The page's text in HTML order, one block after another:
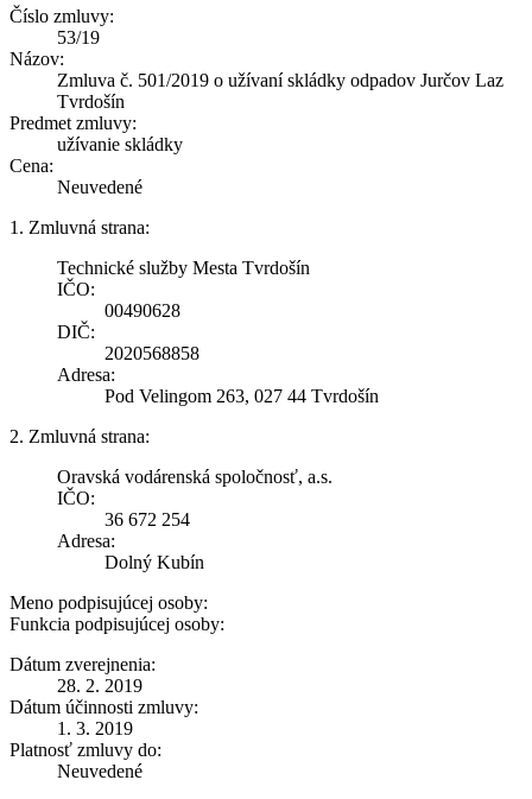
Číslo zmluvy:
53/19
Názov:
Zmluva č. 501/2019 o užívaní skládky odpadov Jurčov Laz
Tvrdošín
Predmet zmluvy:
užívanie skládky
Cena:
Neuvedené
1. Zmluvná strana:
Technické služby Mesta Tvrdošín
IČO:
00490628
DIČ:
2020568858
Adresa:
Pod Velingom 263, 027 44 Tvrdošín
2. Zmluvná strana:
Oravská vodárenská spoločnosť, a.s.
IČO:
36 672 254
Adresa:
Dolný Kubín
Meno podpisujúcej osoby:
Funkcia podpisujúcej osoby:
Dátum zverejnenia:
28. 2. 2019
Dátum účinnosti zmluvy:
1. 3. 2019
Platnosť zmluvy do:
Neuvedené